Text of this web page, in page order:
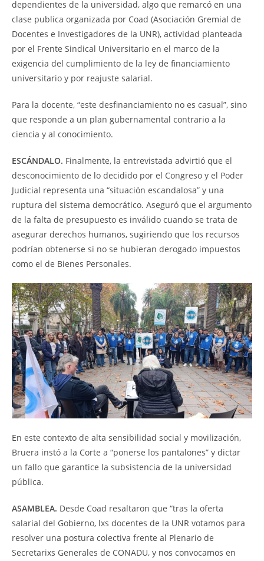
dependientes de la universidad, algo que remarcó en una
clase publica organizada por Coad (Asociación Gremial de
Docentes e Investigadores de la UNR), actividad planteada
por el Frente Sindical Universitario en el marco de la
exigencia del cumplimiento de la ley de financiamiento
universitario y por reajuste salarial.
Para la docente, “este desfinanciamiento no es casual”, sino
que responde a un plan gubernamental contrario a la
ciencia y al conocimiento.
ESCÁNDALO. Finalmente, la entrevistada advirtió que el
desconocimiento de lo decidido por el Congreso y el Poder
Judicial representa una “situación escandalosa” y una
ruptura del sistema democrático. Aseguró que el argumento
de la falta de presupuesto es inválido cuando se trata de
asegurar derechos humanos, sugiriendo que los recursos
podrían obtenerse si no se hubieran derogado impuestos
como el de Bienes Personales.
En este contexto de alta sensibilidad social y movilización,
Bruera instó a la Corte a “ponerse los pantalones” y dictar
un fallo que garantice la subsistencia de la universidad
pública.
ASAMBLEA. Desde Coad resaltaron que “tras la oferta
salarial del Gobierno, lxs docentes de la UNR votamos para
resolver una postura colectiva frente al Plenario de
Secretarixs Generales de CONADU, y nos convocamos en